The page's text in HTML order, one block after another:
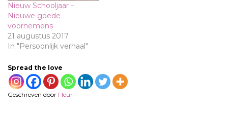
Nieuw Schooljaar –
Nieuwe goede
voornemens
21 augustus 2017
In "Persoonlijk verhaal"
Spread the love
Geschreven door Fleur